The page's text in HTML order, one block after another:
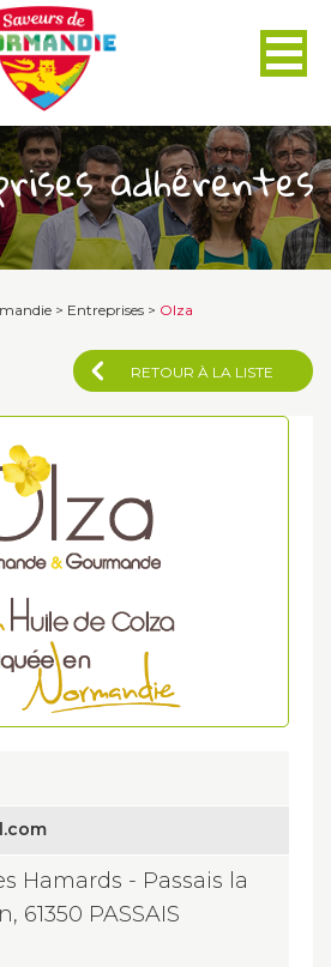
adhérentes
> Entreprises > Olza
RETOUR À LA LISTE
Hamards - Passais la
61350 PASSAIS
cookies